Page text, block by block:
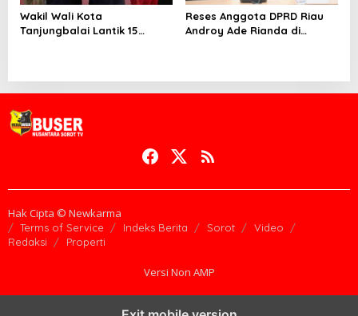
Wakil Wali Kota
Tanjungbalai Lantik 15
Reses Anggota DPRD Riau
Androy Ade Rianda di
Hak Cipta © Newkarma
Terms of Service Indeks Berita Sorot
Video
Redaksi
Properti
Versi Non AMP